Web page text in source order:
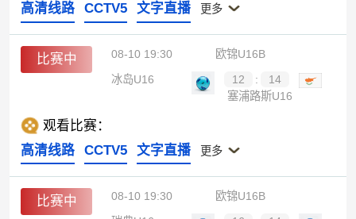
高清线路
CCTV5 文字直播 更多
比赛中 08-10 19:30
欧锦U16B
冰岛U16
12 :
14
塞浦路斯U16
观看比赛：
高清线路
CCTV5 文字直播 更多
比赛中 08-10 19:30
欧锦U16B